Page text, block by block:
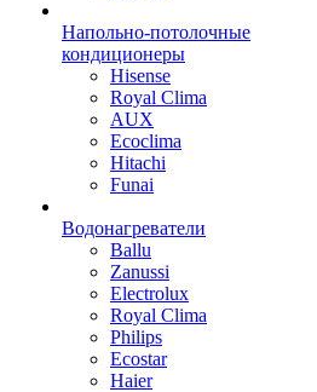
Напольно-потолочные
кондиционеры
Hisense
Royal Clima
AUX
Ecoclima
Hitachi
Funai
Водонагреватели
Ballu
Zanussi
Electrolux
Royal Clima
Philips
Ecostar
Haier